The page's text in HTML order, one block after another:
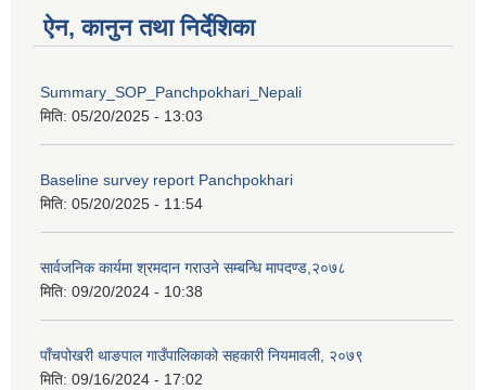
ऐन, कानुन तथा निर्देशिका
Summary_SOP_Panchpokhari_Nepali
मिति: 05/20/2025 - 13:03
Baseline survey report Panchpokhari
मिति: 05/20/2025 - 11:54
सार्वजनिक कार्यमा श्रमदान गराउने सम्बन्धि मापदण्ड,२०७८
मिति: 09/20/2024 - 10:38
पाँचपोखरी थाङपाल गाउँपालिकाको सहकारी नियमावली, २०७९
मिति: 09/16/2024 - 17:02